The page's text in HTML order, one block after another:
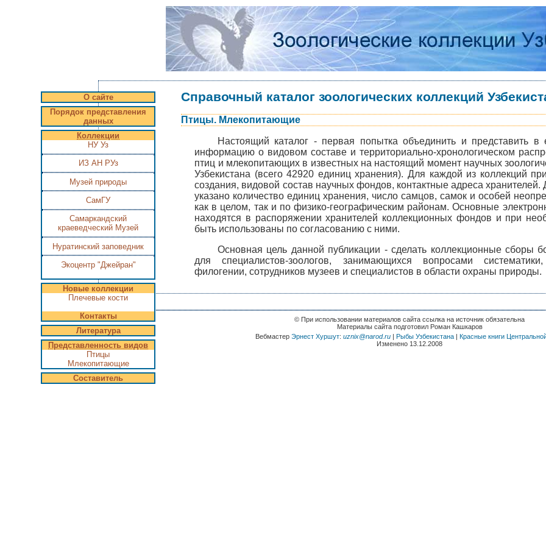
О сайте
Порядок представления
данных
Коллекции
НУ Уз
ИЗ АН РУз
Музей природы
СамГУ
Самаркандский
краеведческий Музей
Нуратинский заповедник
Экоцентр "Джейран"
Новые коллекции
Плечевые кости
Контакты
Литература
Представленность видов
Птицы
Млекопитающие
Составитель
Справочный каталог зоологических коллекций
Птицы. Млекопитающие
Настоящий каталог - первая попытка объединить и представить
информацию о видовом составе и территориально-хронологическом
птиц и млекопитающих в известных на настоящий момент научных
Узбекистана (всего 42920 единиц хранения). Для каждой из коллекций
создания, видовой состав научных фондов, контактные адреса хранителей.
указано количество единиц хранения, число самцов, самок и особей
как в целом, так и по физико-географическим районам. Основные
находятся в распоряжении хранителей коллекционных фондов и при
быть использованы по согласованию с ними.
Основная цель данной публикации - сделать коллекционные сборы
для специалистов-зоологов, занимающихся вопросами
филогении, сотрудников музеев и специалистов в области охраны природы.
© При использовании материалов сайта ссылка на источник обязательна
Материалы сайта подготовил Роман Кашкаров
Вебмастер Эрнест Хуршут: uznix@narod.ru| Рыбы Узбекистана|
Красные книги
Изменено 13.12.2008